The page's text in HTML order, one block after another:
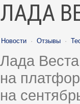
ЛАДА
Новости · Отзывы ·
Лада
на
на